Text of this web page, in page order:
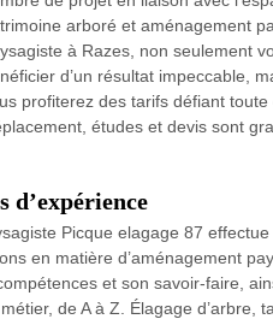
arboré et aménagement
à Razes, non seulement
d’un résultat impeccable,
profiterez des tarifs défiant toute
études et devis sont
d’expérience
Picque elagage 87
en matière d’aménagement
et son savoir-faire,
de A à Z. Élagage d’arbre,